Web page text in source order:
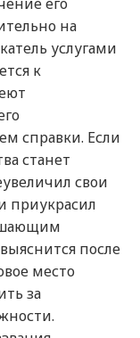
на
услугами
к
справки. Если
станет
свои
приукрасил
после
место
за